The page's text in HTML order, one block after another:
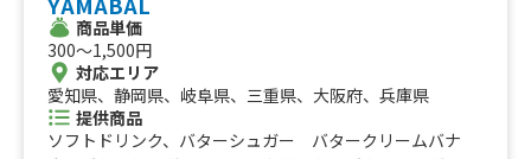
テ（パック）、あんこラテ あずき餡、あんこラテ（ホッ
ト）、いちごミルク（パック）、いちごミルク、ホット紅
茶、クリームソーダ、ソフトドリンク、ウイスキー、レモ
ンサワー、梅酒、アップルワイン、やわらか鶏チャーシュ
ー、やわらか鶏チャーシュー 炙りチーズ、鶏チャーシュー
丼、鶏ハムのトルティーヤ、鶏皮オムどてカレー、鶏皮ど
り）、ジャークチキン弁当、だし巻きたまご （1本
巻）、だし巻きたまご （ハーフサイズ）、オーガニック
レモネード、ビール、ノンアルコール・ビール
商品単価
300〜1,500円
対応エリア
愛知県、静岡県、岐阜県、三重県、大阪府、兵庫県
提供商品
ソフトドリンク、バターシュガー バタークリームバナ